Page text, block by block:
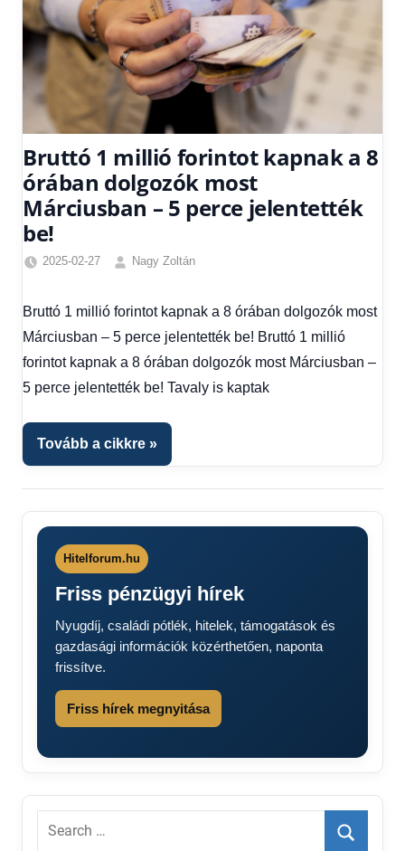
Bruttó 1 millió forintot kapnak a 8
órában dolgozók most
Márciusban – 5 perce jelentették
be!
2025-02-27
Nagy Zoltán
hírek
Gazdaság,
Hírek,
Hírek
Bruttó 1 millió forintot kapnak a 8 órában dolgozók most
Márciusban – 5 perce jelentették be! Bruttó 1 millió
forintot kapnak a 8 órában dolgozók most Márciusban –
5 perce jelentették be! Tavaly is kaptak
Tovább a cikkre
Hitelforum.hu
Friss pénzügyi hírek
Nyugdíj, családi pótlék, hitelek, támogatások és
gazdasági információk közérthetően, naponta
frissítve.
Friss hírek megnyitása
Search